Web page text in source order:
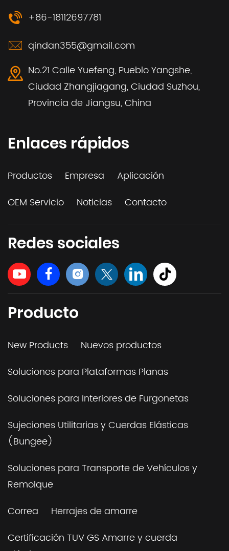
+86-18112697781
qindan355@gmail.com
No.21 Calle Yuefeng, Pueblo Yangshe,
Ciudad Zhangjiagang, Ciudad Suzhou,
Provincia de Jiangsu, China
Enlaces rápidos
Productos Empresa
Aplicación
OEM Servicio
Noticias Contacto
Redes sociales
Producto
New Products
Nuevos productos
Soluciones para Plataformas Planas
Soluciones para Interiores de Furgonetas
Sujeciones Utilitarias y Cuerdas Elásticas
(Bungee)
Soluciones para Transporte de Vehículos y
Remolque
Correa
Herrajes de amarre
Certificación TUV GS Amarre y cuerda